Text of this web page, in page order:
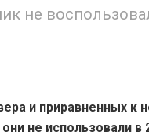
не
и приравненных к
не использовали в